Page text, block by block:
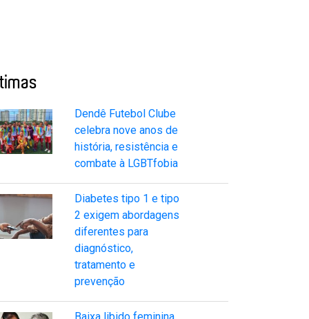
Dendê Futebol Clube
celebra nove anos de
história, resistência e
combate à LGBTfobia
Diabetes tipo 1 e tipo
2 exigem abordagens
diferentes para
diagnóstico,
tratamento e
prevenção